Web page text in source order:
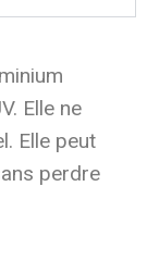
Elle ne
Elle peut
perdre